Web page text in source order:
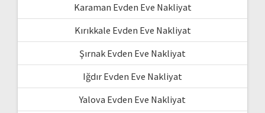
Karaman Evden Eve Nakliyat
Kırıkkale Evden Eve Nakliyat
Şırnak Evden Eve Nakliyat
Iğdır Evden Eve Nakliyat
Yalova Evden Eve Nakliyat